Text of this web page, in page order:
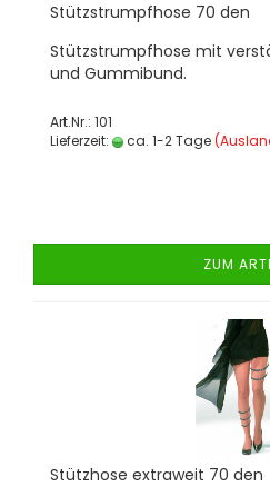
Stütz­strumpf­ho­se 70 den
Stütz­strumpf­ho­se mit
und Gum­mi­bund.
Art.Nr.: 101
Lieferzeit:
ca. 1-2 Tage
ZUM
Stütz­ho­se ex­tra­weit 70 den